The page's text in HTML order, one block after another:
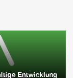
Entwicklung